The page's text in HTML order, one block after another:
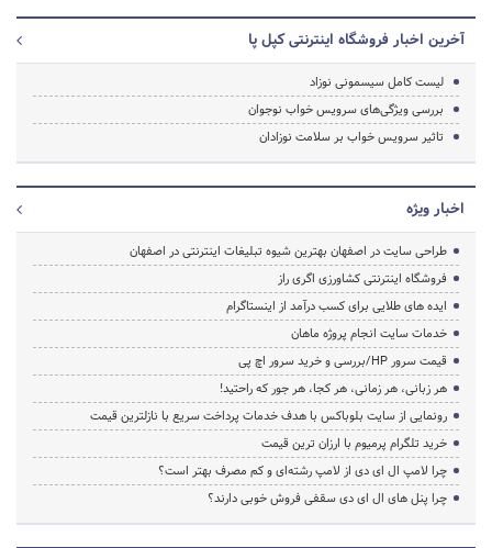
آخرین اخبار فروشگاه اینترنتی کپل پا
لیست کامل سیسمونی نوزاد
بررسی ویژگی‌های سرویس خواب نوجوان
تاثیر سرویس خواب بر سلامت نوزادان
اخبار ویژه
طراحی سایت در اصفهان بهترین شیوه تبلیغات اینترنتی در اصفهان
فروشگاه اینترنتی کشاورزی اگری راز
ایده های طلایی برای کسب درآمد از اینستاگرام
خدمات سایت انجام پروژه ماهان
قیمت سرور HP/بررسی و خرید سرور اچ پی
هر زبانی، هر زمانی، هر کجا، هر جور که راحتید!
رونمایی از سایت بلوباکس با هدف خدمات پرداخت سریع با نازلترین قیمت
خرید تلگرام پرمیوم با ارزان ترین قیمت
چرا لامپ ال ای دی از لامپ رشته‌ای و کم مصرف بهتر است؟
چرا پنل های ال ای دی سقفی فروش خوبی دارند؟